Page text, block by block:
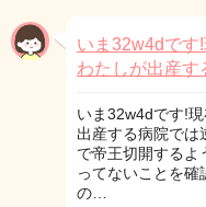
いま32w4dです
わたしが出産
いま32w4dです!
出産する病院では
で帝王切開するよ
ってないことを
の…